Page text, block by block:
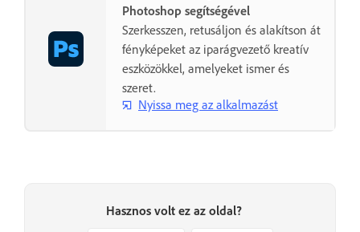
Photoshop segítségével
Szerkesszen, retusáljon és alakítson át
fényképeket az iparágvezető kreatív
eszközökkel, amelyeket ismer és
szeret.
Nyissa meg az alkalmazást
Hasznos volt ez az oldal?